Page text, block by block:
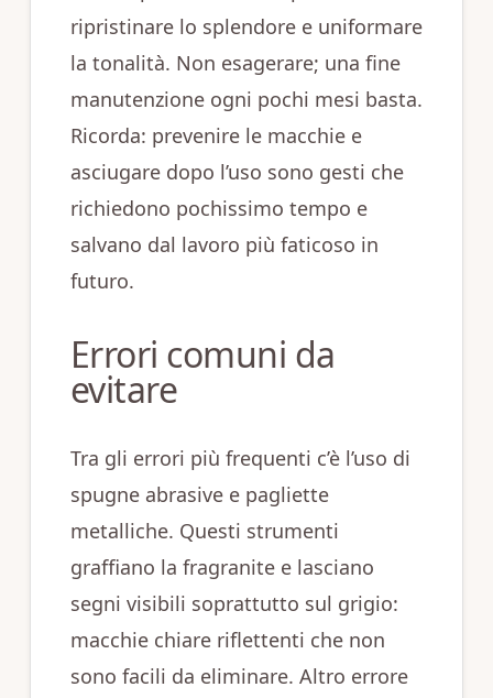
ripristinare lo splendore e uniformare
la tonalità. Non esagerare; una fine
manutenzione ogni pochi mesi basta.
Ricorda: prevenire le macchie e
asciugare dopo l’uso sono gesti che
richiedono pochissimo tempo e
salvano dal lavoro più faticoso in
futuro.
Errori comuni da
evitare
Tra gli errori più frequenti c’è l’uso di
spugne abrasive e pagliette
metalliche. Questi strumenti
graffiano la fragranite e lasciano
segni visibili soprattutto sul grigio:
macchie chiare riflettenti che non
sono facili da eliminare. Altro errore